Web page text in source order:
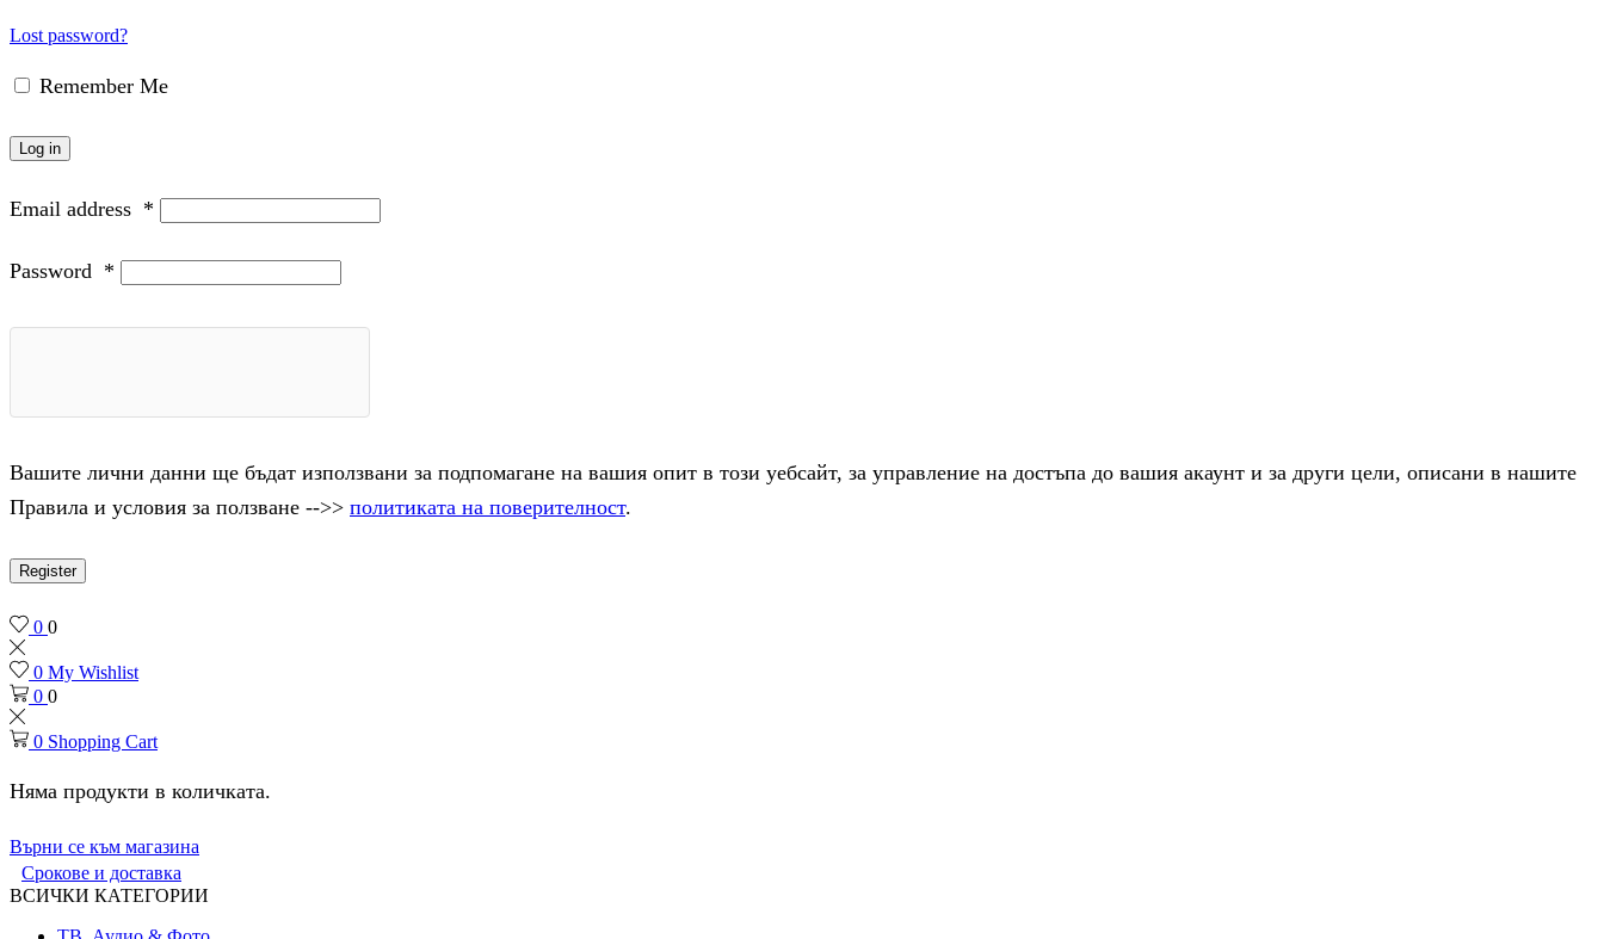
Lost password?
Remember Me
Log in
Email address *
Password *
Вашите лични данни ще бъдат използвани за подпомагане на вашия опит в този уебсайт, за управление на достъпа до вашия акаунт и за други цели, описани в нашите
Правила и условия за ползване -->> политиката на поверителност.
Register
0 0
0 My Wishlist
0 0
0 Shopping Cart
Няма продукти в количката.
Върни се към магазина
Срокове и доставка
ВСИЧКИ КАТЕГОРИИ